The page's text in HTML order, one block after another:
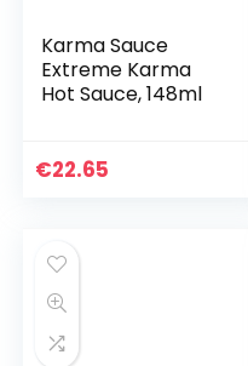
Karma Sauce
Extreme Karma
Hot Sauce, 148ml
€22.65